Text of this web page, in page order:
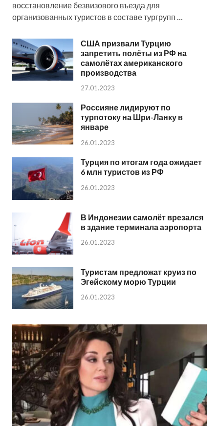
восстановление безвизового въезда для
организованных туристов в составе тургрупп …
США призвали Турцию
запретить полёты из РФ на
самолётах американского
производства
27.01.2023
Россияне лидируют по
турпотоку на Шри-Ланку в
январе
26.01.2023
Турция по итогам года ожидает
6 млн туристов из РФ
26.01.2023
В Индонезии самолёт врезался
в здание терминала аэропорта
26.01.2023
Туристам предложат круиз по
Эгейскому морю Турции
26.01.2023